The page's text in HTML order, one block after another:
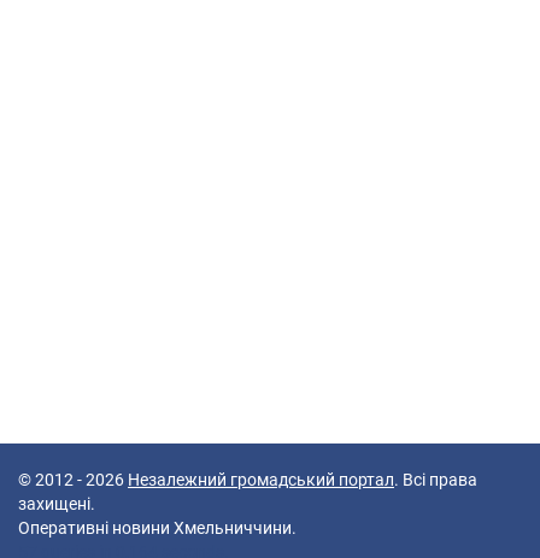
© 2012 - 2026 Незалежний громадський портал. Всі права
захищені.
Оперативні новини Хмельниччини.